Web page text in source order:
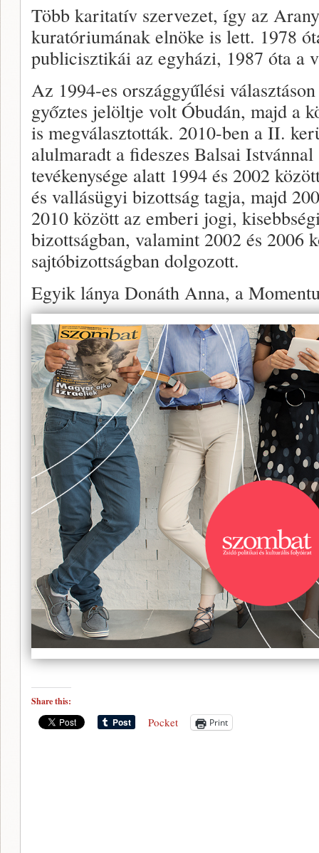
Több karitatív szervezet, így az
kuratóriumának elnöke is lett. 1978
publicisztikái az egyházi, 1987 óta a
Az 1994-es országgyűlési
győztes jelöltje volt Óbudán, majd a
is megválasztották. 2010-ben a II.
alulmaradt a fideszes Balsai
tevékenysége alatt 1994 és 2002
és vallásügyi bizottság tagja, majd
2010 között az emberi jogi,
bizottságban, valamint 2002 és 2006
sajtóbizottságban dolgozott.
Egyik lánya Donáth Anna, a
Share this:
Pocket Print